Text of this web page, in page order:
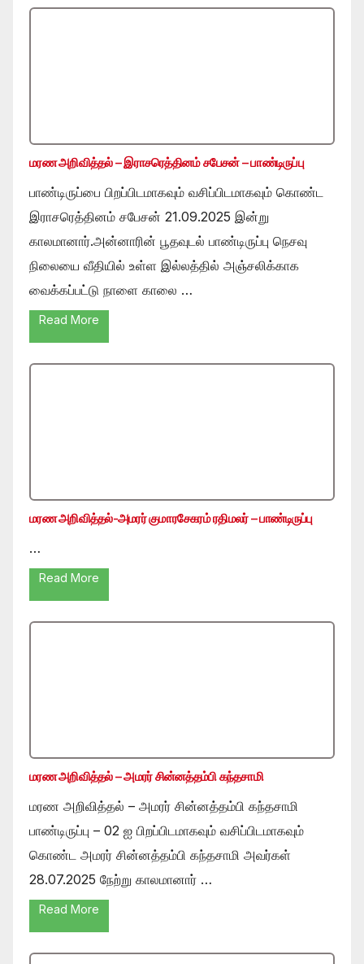
மரண அறிவித்தல் – இராசரெத்தினம் சபேசன் – பாண்டிருப்பு
பாண்டிருப்பை பிறப்பிடமாகவும் வசிப்பிடமாகவும் கொண்ட
இராசரெத்தினம் சபேசன் 21.09.2025 இன்று
காலமானார்.அன்னாரின் பூதவுடல் பாண்டிருப்பு நெசவு
நிலையை வீதியில் உள்ள இல்லத்தில் அஞ்சலிக்காக
வைக்கப்பட்டு நாளை காலை …
Read More
மரண அறிவித்தல்-அமரர் குமாரசேகரம் ரதிமலர் – பாண்டிருப்பு
…
Read More
மரண அறிவித்தல் – அமரர் சின்னத்தம்பி கந்தசாமி
மரண அறிவித்தல் – அமரர் சின்னத்தம்பி கந்தசாமி
பாண்டிருப்பு – 02 ஐ பிறப்பிடமாகவும் வசிப்பிடமாகவும்
கொண்ட அமரர் சின்னத்தம்பி கந்தசாமி அவர்கள்
28.07.2025 நேற்று காலமானார் …
Read More